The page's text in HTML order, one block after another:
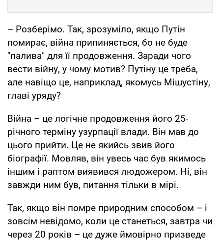
– Розберімо. Так, зрозуміло, якщо Путін
помирає, війна припиняється, бо не буде
"палива" для її продовження. Заради чого
вести війну, у чому мотив? Путіну це треба,
але навіщо це, наприклад, якомусь Мішустіну,
главі уряду?
Війна – це логічне продовження його 25-
річного терміну узурпації влади. Він мав до
цього прийти. Це не якийсь звив його
біографії. Мовляв, він увесь час був якимось
іншим і раптом виявився людожером. Ні, він
завжди ним був, питання тільки в мірі.
Так, якщо він помре природним способом – і
зовсім невідомо, коли це станеться, завтра чи
через 20 років – це дуже ймовірно призведе